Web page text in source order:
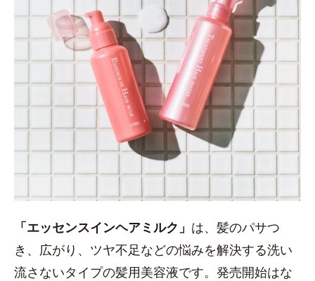
「エッセンスインヘアミルク」 は、髪のパサつ
き、広がり、ツヤ不足などの悩みを解決する洗い
流さないタイプの髪用美容液です。発売開始はな